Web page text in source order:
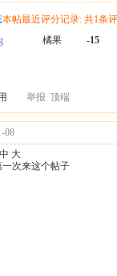
本帖最近评分记录: 共1条
橘果
-15
举报 顶端
08
中 大
次来这个帖子